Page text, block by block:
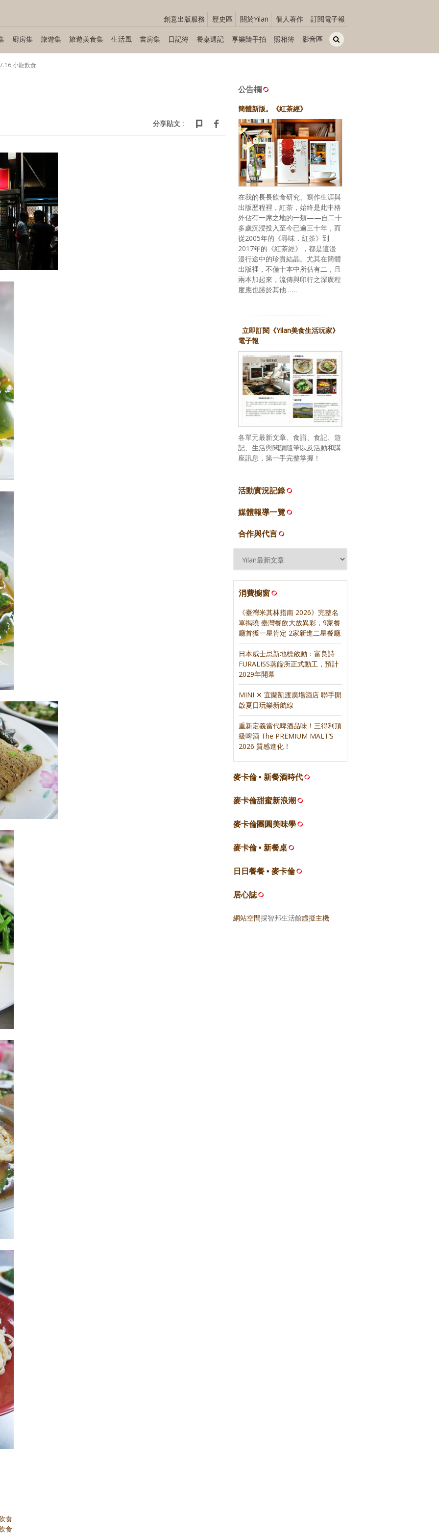
創意出版服務 歷史區 關於Yilan 個人著作 訂閱電子報
廚房集 旅遊集 旅遊美食集 生活風 書房集 日記簿 餐桌週記 享樂隨手拍 照相簿 影音區
小龍飲食
分享貼文 :
食
食
公告欄
簡體新版。《紅茶經》
在我的長長飲食研究、寫作生涯與
出版歷程裡，紅茶，始終是此中格
外佔有一席之地的一類——自二十
多歲沉浸投入至今已逾三十年，而
從2005年的《尋味．紅茶》到
2017年的《紅茶經》，都是這漫
漫行途中的珍貴結晶。尤其在簡體
出版裡，不僅十本中所佔有二，且
兩本加起來，流傳與印行之深廣程
度應也勝於其他……
立即訂閱《Yilan美食生活玩家》
電子報
各單元最新文章、食譜、食記、遊
記、生活與閱讀隨筆以及活動和講
座訊息，第一手完整掌握！
活動實況記錄
媒體報導一覽
合作與代言
消費櫥窗
《臺灣米其林指南 2026》完整名
單揭曉 臺灣餐飲大放異彩，9家餐
廳首獲一星肯定 2家新進二星餐廳
日本威士忌新地標啟動：富良詩
FURALISS蒸餾所正式動工，預計
2029年開幕
MINI ✕ 宜蘭凱渡廣場酒店 聯手開
啟夏日玩樂新航線
重新定義當代啤酒品味！三得利頂
級啤酒 The PREMIUM MALT’S
2026 質感進化！
麥卡倫 • 新餐酒時代
麥卡倫甜蜜新浪潮
麥卡倫團圓美味學
麥卡倫 • 新餐桌
日日餐餐 • 麥卡倫
居心誌
網站空間採智邦生活館虛擬主機